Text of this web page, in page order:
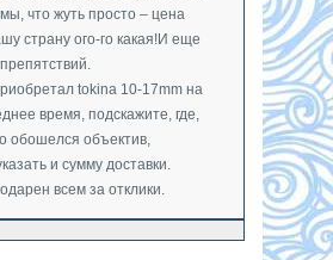
что жуть просто – цена
страну ого-го какая!И еще
tokina 10-17mm на
время, подскажите, где,
обошелся объектив,
и сумму доставки.
всем за отклики.